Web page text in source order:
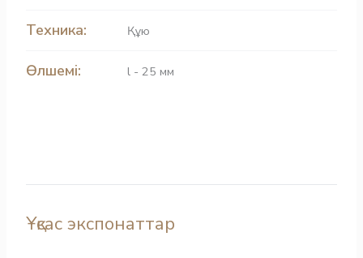
Техника: Құю
Өлшемі: l - 25 мм
Ұқсас экспонаттар